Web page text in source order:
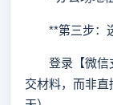
**第三步：选
登录【微信支
交材料，而非